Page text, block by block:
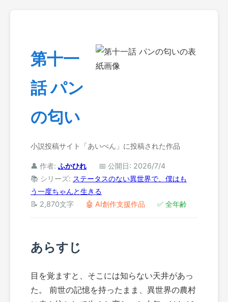
第十一
話 パン
の匂い
小説投稿サイト「あいぺん」に投稿された作品
👤 作者: ふかひれ
📅 公開日: 2026/7/4
📚 シリーズ: ステータスのない異世界で、僕はも
う一度ちゃんと生きる
📝 2,870文字
🤖 AI創作支援作品 ✅ 全年齢
あらすじ
目を覚ますと、そこには知らない天井があっ
た。 前世の記憶を持ったまま、異世界の農村